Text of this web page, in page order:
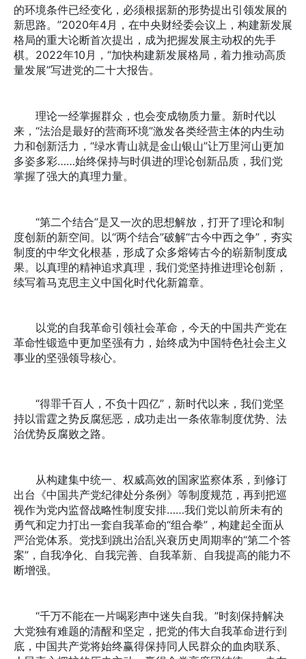
的环境条件已经变化，必须根据新的形势提出引领发展的
新思路。”2020年4月，在中央财经委会议上，构建新发展
格局的重大论断首次提出，成为把握发展主动权的先手
棋。2022年10月，“加快构建新发展格局，着力推动高质
量发展”写进党的二十大报告。
理论一经掌握群众，也会变成物质力量。新时代以
来，“法治是最好的营商环境”激发各类经营主体的内生动
力和创新活力，“绿水青山就是金山银山”让万里河山更加
多姿多彩……始终保持与时俱进的理论创新品质，我们党
掌握了强大的真理力量。
“第二个结合”是又一次的思想解放，打开了理论和制
度创新的新空间。以“两个结合”破解“古今中西之争”，夯实
制度的中华文化根基，形成了众多熔铸古今的崭新制度成
果。以真理的精神追求真理，我们党坚持推进理论创新，
续写着马克思主义中国化时代化新篇章。
以党的自我革命引领社会革命，今天的中国共产党在
革命性锻造中更加坚强有力，始终成为中国特色社会主义
事业的坚强领导核心。
“得罪千百人，不负十四亿”，新时代以来，我们党坚
持以雷霆之势反腐惩恶，成功走出一条依靠制度优势、法
治优势反腐败之路。
从构建集中统一、权威高效的国家监察体系，到修订
出台《中国共产党纪律处分条例》等制度规范，再到把巡
视作为党内监督战略性制度安排……我们党以前所未有的
勇气和定力打出一套自我革命的“组合拳”，构建起全面从
严治党体系。党找到跳出治乱兴衰历史周期率的“第二个答
案”，自我净化、自我完善、自我革新、自我提高的能力不
断增强。
“千万不能在一片喝彩声中迷失自我。”时刻保持解决
大党独有难题的清醒和坚定，把党的伟大自我革命进行到
底，中国共产党将始终赢得保持同人民群众的血肉联系、